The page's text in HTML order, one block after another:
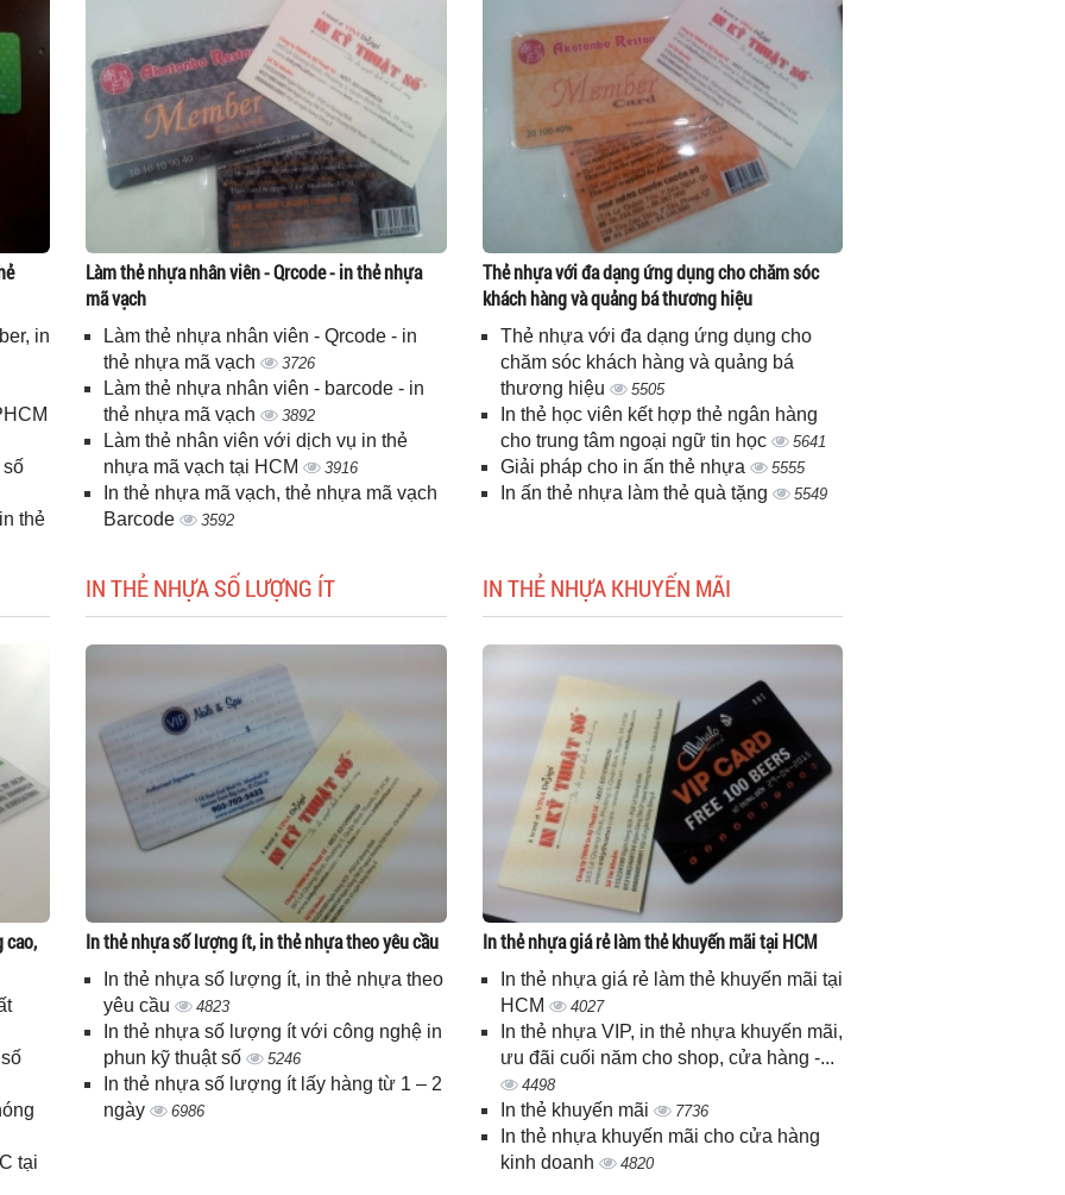
in
số
thẻ
Làm thẻ nhựa nhân viên - Qrcode - in thẻ nhựa
mã vạch
Làm thẻ nhựa nhân viên - Qrcode - in
thẻ nhựa mã vạch
3726
Làm thẻ nhựa nhân viên - barcode - in
thẻ nhựa mã vạch
3892
Làm thẻ nhân viên với dịch vụ in thẻ
nhựa mã vạch tại HCM
3916
In thẻ nhựa mã vạch, thẻ nhựa mã vạch
Barcode
3592
Thẻ nhựa với đa dạng ứng dụng cho chăm sóc
khách hàng và quảng bá thương hiệu
Thẻ nhựa với đa dạng ứng dụng cho
chăm sóc khách hàng và quảng bá
thương hiệu
5505
In thẻ học viên kết hợp thẻ ngân hàng
cho trung tâm ngoại ngữ tin học
5641
Giải pháp cho in ấn thẻ nhựa 5555
In ấn thẻ nhựa làm thẻ quà tặng 5549
cao,
tại
IN THẺ NHỰA SỐ LƯỢNG ÍT
In thẻ nhựa số lượng ít, in thẻ nhựa theo yêu cầu
In thẻ nhựa số lượng ít, in thẻ nhựa theo
yêu cầu
4823
In thẻ nhựa số lượng ít với công nghệ in
phun kỹ thuật số
5246
In thẻ nhựa số lượng ít lấy hàng từ 1 – 2
ngày
6986
IN THẺ NHỰA KHUYẾN MÃI
In thẻ nhựa giá rẻ làm thẻ khuyến mãi tại HCM
In thẻ nhựa giá rẻ làm thẻ khuyến mãi tại
HCM
4027
In thẻ nhựa VIP, in thẻ nhựa khuyến mãi,
ưu đãi cuối năm cho shop, cửa hàng -...
4498
In thẻ khuyến mãi 7736
In thẻ nhựa khuyến mãi cho cửa hàng
kinh doanh
4820